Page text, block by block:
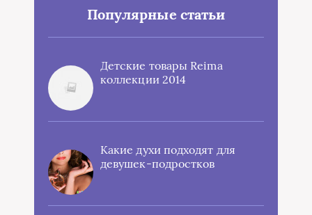
Популярные статьи
Детские товары Reima
коллекции 2014
Какие духи подходят для
девушек-подростков